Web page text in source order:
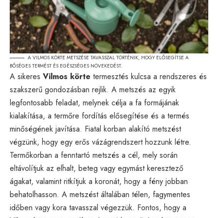
A VILMOS KÖRTE METSZÉSE TAVASSZAL TÖRTÉNIK, HOGY ELŐSEGÍTSE A
BŐSÉGES TERMÉST ÉS EGÉSZSÉGES NÖVEKEDÉST.
A sikeres Vilmos körte termesztés kulcsa a rendszeres és
szakszerű gondozásban rejlik. A metszés az egyik
legfontosabb feladat, melynek célja a fa formájának
kialakítása, a termőre fordítás elősegítése és a termés
minőségének javítása. Fiatal korban alakító metszést
végzünk, hogy egy erős vázágrendszert hozzunk létre.
Termőkorban a fenntartó metszés a cél, mely során
eltávolítjuk az elhalt, beteg vagy egymást keresztező
ágakat, valamint ritkítjuk a koronát, hogy a fény jobban
behatolhasson. A metszést általában télen, fagymentes
időben vagy kora tavasszal végezzük. Fontos, hogy a